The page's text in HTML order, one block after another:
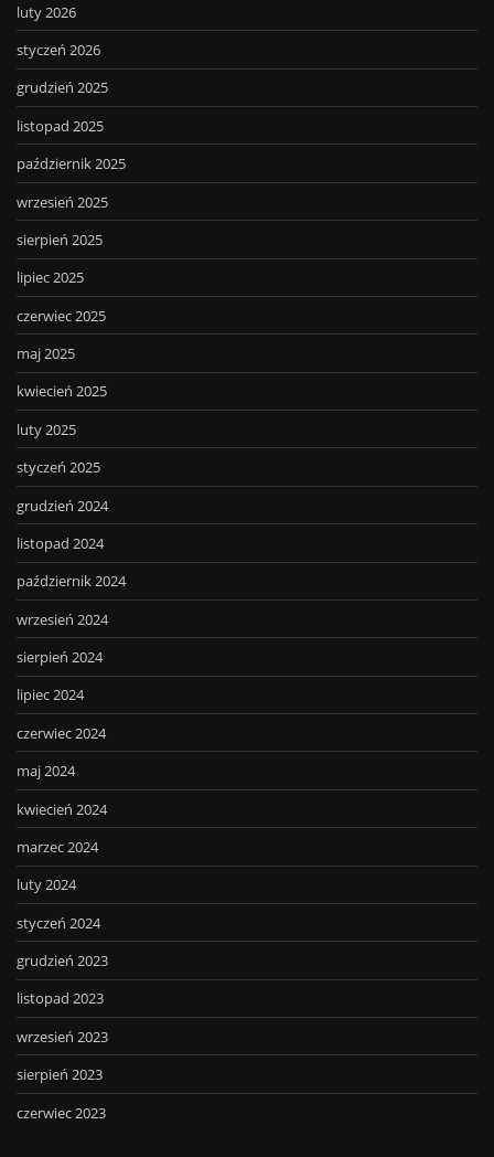
luty 2026
styczeń 2026
grudzień 2025
listopad 2025
październik 2025
wrzesień 2025
sierpień 2025
lipiec 2025
czerwiec 2025
maj 2025
kwiecień 2025
luty 2025
styczeń 2025
grudzień 2024
listopad 2024
październik 2024
wrzesień 2024
sierpień 2024
lipiec 2024
czerwiec 2024
maj 2024
kwiecień 2024
marzec 2024
luty 2024
styczeń 2024
grudzień 2023
listopad 2023
wrzesień 2023
sierpień 2023
czerwiec 2023